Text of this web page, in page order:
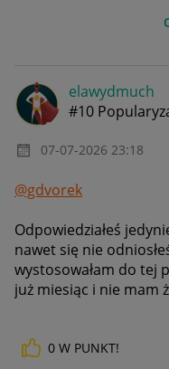
elawydmuch
#10
‎07-07-2026 23:18
@gdvorek
Odpowiedziałeś
nawet się nie
wystosowałam do tej
już miesiąc i nie mam
0 W PUNKT!